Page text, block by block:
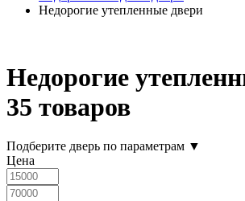
Недорогие утепленные двери
Недорогие
35 товаров
Подберите дверь по параметрам ▼
Цена